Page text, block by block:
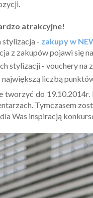
atrakcyjne!
stylizacja - zakupy w
z zakupów pojawi się
stylizacji - vouchery na
największą liczbą
tworzyć do
Tymczasem
Was inspiracją